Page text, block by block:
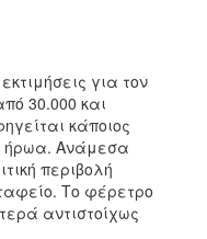
για τον
30.000 και
κάποιος
ήρωα. Ανάμεσα
περιβολή
Το φέρετρο
αντιστοίχως